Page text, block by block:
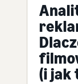
(i jak